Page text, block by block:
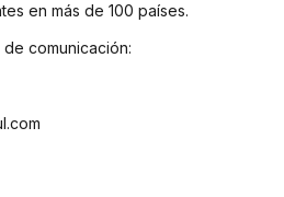
en más de 100 países.
comunicación: